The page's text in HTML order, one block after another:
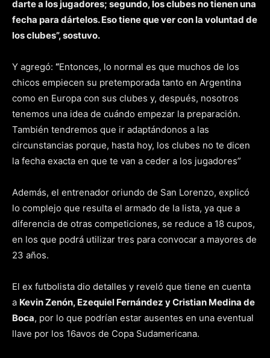
darte a los jugadores; segundo, los clubes no tienen una
fecha para dártelos. Eso tiene que ver con la voluntad de
los clubes”, sostuvo.
Y agregó: “Entonces, lo normal es que muchos de los
chicos empiecen su pretemporada tanto en Argentina
como en Europa con sus clubes y, después, nosotros
tenemos una idea de cuándo empezar la preparación.
También tendremos que ir adaptándonos a las
circunstancias porque, hasta hoy, los clubes no te dicen
la fecha exacta en que te van a ceder a los jugadores”
Además, el entrenador oriundo de San Lorenzo, explicó
lo complejo que resulta el armado de la lista, ya que a
diferencia de otras competiciones, se reduce a 18 cupos,
en los que podrá utilizar tres para convocar a mayores de
23 años.
El ex futbolista dio detalles y reveló que tiene en cuenta
a Kevin Zenón, Ezequiel Fernández y Cristian Medina de
Boca, por lo que podrían estar ausentes en una eventual
llave por los 16avos de Copa Sudamericana.